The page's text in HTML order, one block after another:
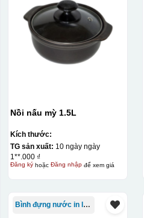
Kiểu in:
In logo 2 mặt
Chất liệu:
Nồi nấu mỳ 1.5L
Kích thước:
TG sản xuất: 10 ngày ngày
1**.000 ₫
Đăng kýhoặc Đăng nhậpđể xem giá
Bình đựng nước in logo